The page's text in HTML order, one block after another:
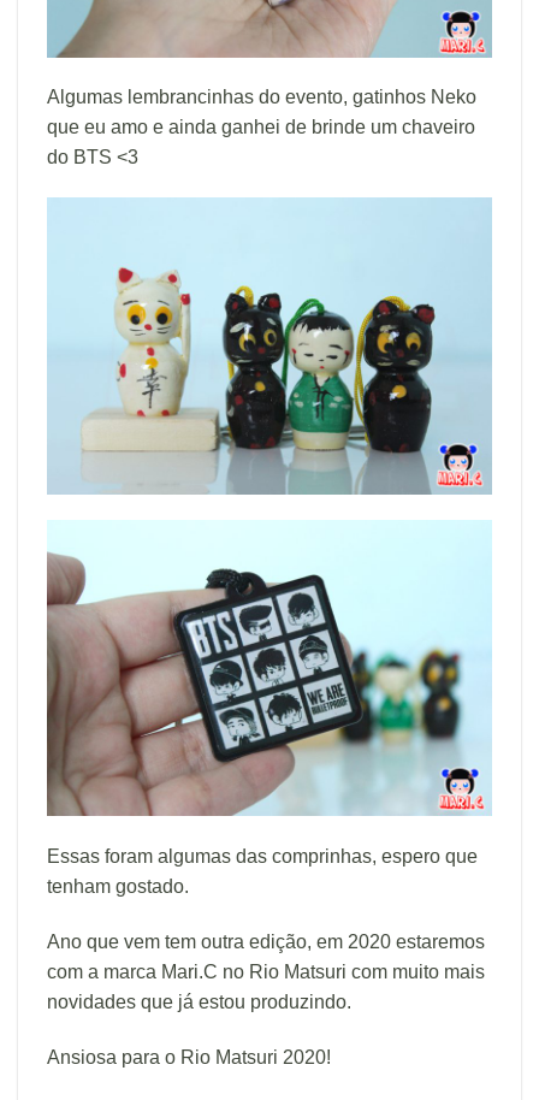
Algumas lembrancinhas do evento, gatinhos Neko
que eu amo e ainda ganhei de brinde um chaveiro
do BTS <3
Essas foram algumas das comprinhas, espero que
tenham gostado.
Ano que vem tem outra edição, em 2020 estaremos
com a marca Mari.C no Rio Matsuri com muito mais
novidades que já estou produzindo.
Ansiosa para o Rio Matsuri 2020!